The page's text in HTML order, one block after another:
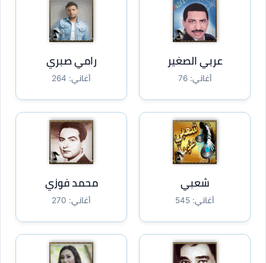
عربي الصغير
أغاني: 76
رامي صبري
أغاني: 264
شعبي
أغاني: 545
محمد فوزي
أغاني: 270